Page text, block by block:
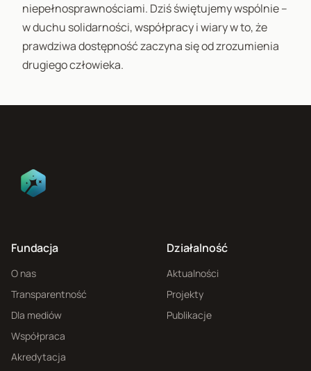
niepełnosprawnościami. Dziś świętujemy wspólnie –
w duchu solidarności, współpracy i wiary w to, że
prawdziwa dostępność zaczyna się od zrozumienia
drugiego człowieka.
Fundacja
O nas
Transparentność
Dla mediów
Współpraca
Akredytacja
Działalność
Aktualności
Projekty
Publikacje